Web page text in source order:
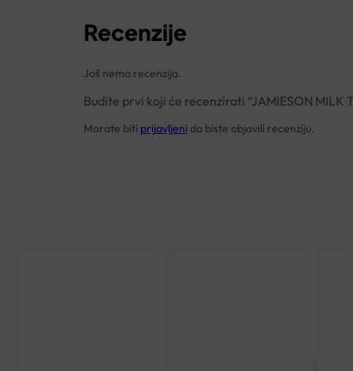
Recenzije
Još nema recenzija.
Budite prvi koji će recenzirati “JAMIESON MILK
Morate biti prijavljeni da biste objavili recenziju.